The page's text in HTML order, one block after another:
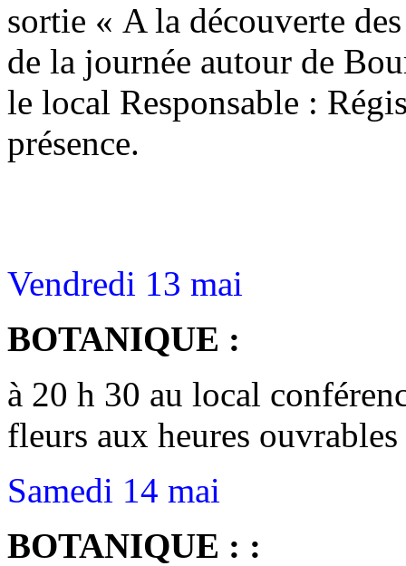
sortie « A la découverte
de la journée autour de
le local Responsable :
présence.
Vendredi 13 mai
BOTANIQUE :
à 20 h 30 au local
fleurs aux heures
Samedi 14 mai
BOTANIQUE : :